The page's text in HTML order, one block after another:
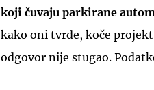
koji čuvaju parkirane
kako oni tvrde, koče
odgovor nije stugao.